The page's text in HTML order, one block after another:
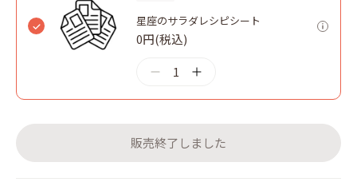
星座のサラダレシピシート
0円(税込)
1
販売終了しました